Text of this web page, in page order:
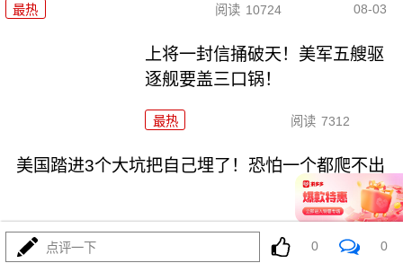
最热 阅读 10724 08-03
上将一封信捅破天！美军五艘驱
逐舰要盖三口锅！
最热 阅读 7312
美国踏进3个大坑把自己埋了！恐怕一个都爬不出
点评一下 0 0